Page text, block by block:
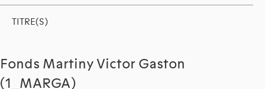
TITRE(S)
Fonds Martiny Victor Gaston
(1_MARGA)